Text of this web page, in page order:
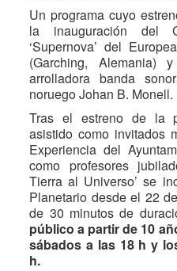
Un programa cuyo
la inauguración del
‘Supernova’ del
(Garching, Alemania)
arrolladora banda
noruego Johan B. Monell.
Tras el estreno de la
asistido como invitados
Experiencia del
como profesores
Tierra al Universo’ se
Planetario desde el 22
de 30 minutos de
público a partir de 10
sábados a las 18 h y
h.